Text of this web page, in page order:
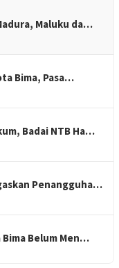
Maluku da…
Bima, Pasa…
Badai NTB Ha…
Penangguha…
Bima Belum Men…